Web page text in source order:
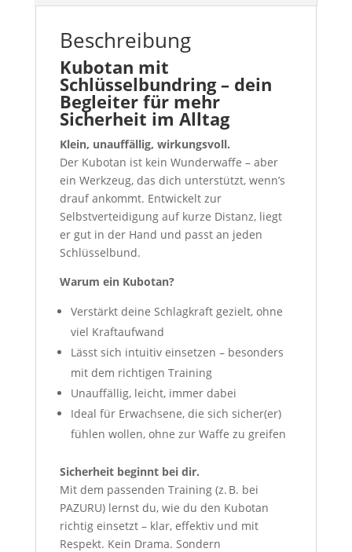
Beschreibung
Kubotan mit
Schlüsselbundring – dein
Begleiter für mehr
Sicherheit im Alltag
Klein, unauffällig, wirkungsvoll.
Der Kubotan ist kein Wunderwaffe – aber
ein Werkzeug, das dich unterstützt, wenn’s
drauf ankommt. Entwickelt zur
Selbstverteidigung auf kurze Distanz, liegt
er gut in der Hand und passt an jeden
Schlüsselbund.
Warum ein Kubotan?
Verstärkt deine Schlagkraft gezielt, ohne
viel Kraftaufwand
Lässt sich intuitiv einsetzen – besonders
mit dem richtigen Training
Unauffällig, leicht, immer dabei
Ideal für Erwachsene, die sich sicher(er)
fühlen wollen, ohne zur Waffe zu greifen
Sicherheit beginnt bei dir.
Mit dem passenden Training (z. B. bei
PAZURU) lernst du, wie du den Kubotan
richtig einsetzt – klar, effektiv und mit
Respekt. Kein Drama. Sondern